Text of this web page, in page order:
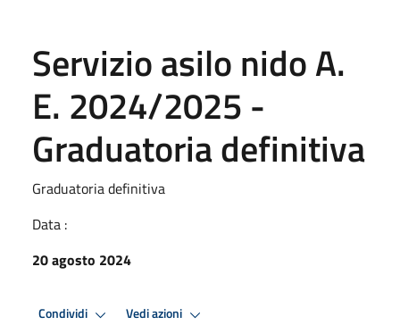
Servizio asilo nido A.
E. 2024/2025 -
Graduatoria definitiva
Graduatoria definitiva
Data :
20 agosto 2024
Condividi Vedi azioni